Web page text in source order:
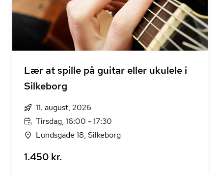
Lær at spille på guitar eller ukulele i
Silkeborg
11. august, 2026
Tirsdag, 16:00 - 17:30
Lundsgade 18, Silkeborg
1.450 kr.